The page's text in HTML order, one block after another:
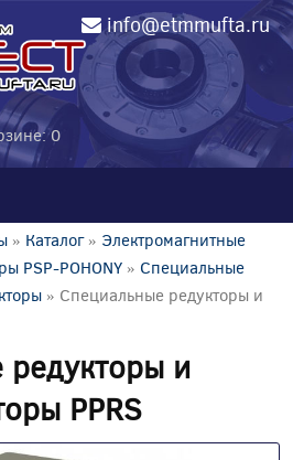
info@etmmufta.ru
0
» Каталог» Электромагнитные
PSP-POHONY » Специальные
» Специальные редукторы и
и
PPRS